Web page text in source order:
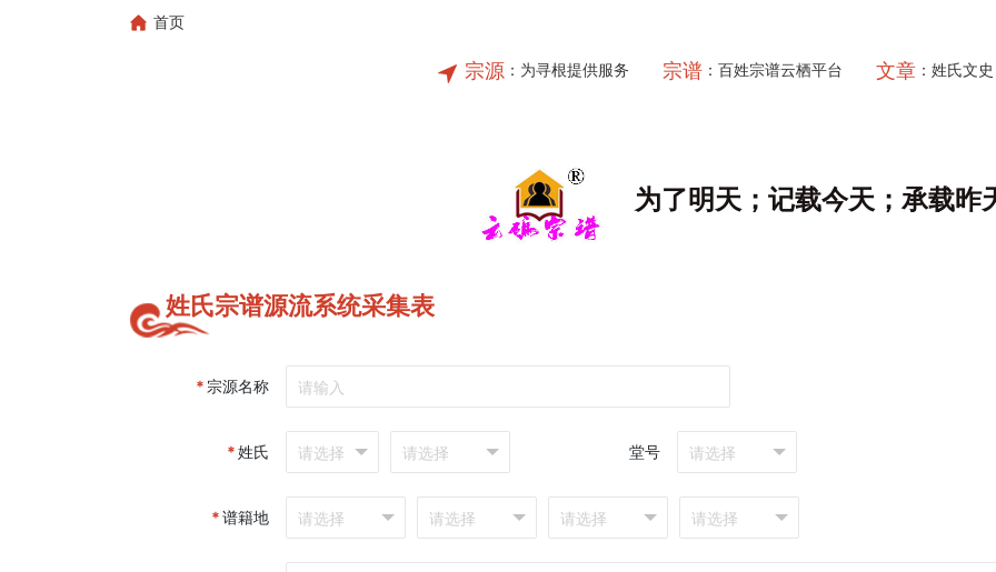
首页
宗源 ：为寻根提供服务 宗谱 ：百姓宗谱云栖平台 文章 ：姓氏文
为了明天；记载今天；承载昨
姓氏宗谱源流系统采集表
* 宗源名称
*姓氏 堂号
*谱籍地